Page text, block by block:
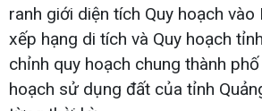
ranh giới diện tích Quy hoạch
xếp hạng di tích và Quy hoạch
chỉnh quy hoạch chung thành
hoạch sử dụng đất của tỉnh